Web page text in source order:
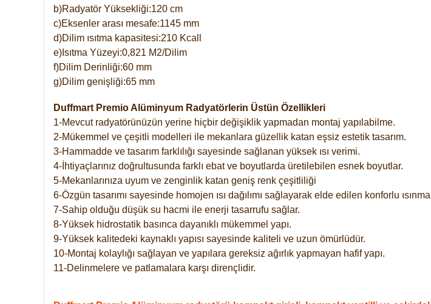
b)Radyatör Yüksekliği:120 cm
c)Eksenler arası mesafe:1145 mm
d)Dilim ısıtma kapasitesi:210 Kcall
e)Isıtma Yüzeyi:0,821 M2/Dilim
f)Dilim Derinliği:60 mm
g)Dilim genişliği:65 mm
Duffmart Premio Alüminyum Radyatörlerin Üstün Özellikleri
1-Mevcut radyatörünüzün yerine hiçbir değişiklik yapmadan montaj yapılabilme.
2-Mükemmel ve çeşitli modelleri ile mekanlara güzellik katan eşsiz estetik tasarım.
3-Hammadde ve tasarım farklılığı sayesinde sağlanan yüksek ısı verimi.
4-İhtiyaçlarınız doğrultusunda farklı ebat ve boyutlarda üretilebilen esnek boyutlar.
5-Mekanlarınıza uyum ve zenginlik katan geniş renk çeşitliliği
6-Özgün tasarımı sayesinde homojen ısı dağılımı sağlayarak elde edilen konforlu ısınma
7-Sahip olduğu düşük su hacmi ile enerji tasarrufu sağlar.
8-Yüksek hidrostatik basınca dayanıklı mükemmel yapı.
9-Yüksek kalitedeki kaynaklı yapısı sayesinde kaliteli ve uzun ömürlüdür.
10-Montaj kolaylığı sağlayan ve yapılara gereksiz ağırlık yapmayan hafif yapı.
11-Delinmelere ve patlamalara karşı dirençlidir.